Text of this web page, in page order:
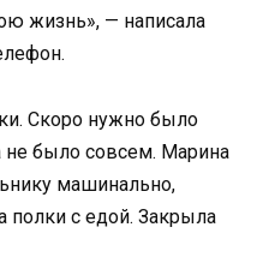
жизнь», — написала
Скоро нужно было
не было совсем. Марина
машинально,
полки с едой. Закрыла